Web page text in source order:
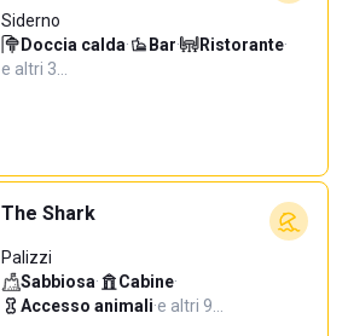
Siderno
Doccia calda· Bar· Ristorante·
e altri 3…
The Shark
Palizzi
Sabbiosa· Cabine·
Accesso animali·e altri 9…